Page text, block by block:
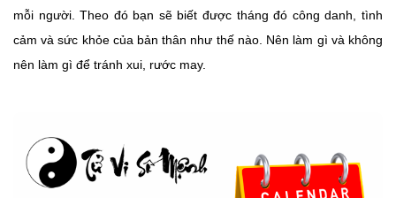
mỗi người. Theo đó bạn sẽ biết được tháng đó công danh, tình
cảm và sức khỏe của bản thân như thế nào. Nên làm gì và không
nên làm gì để tránh xui, rước may.